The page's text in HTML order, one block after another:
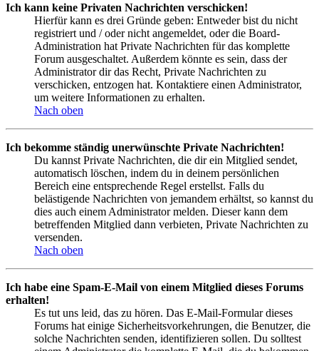
Ich kann keine Privaten Nachrichten verschicken!
Hierfür kann es drei Gründe geben: Entweder bist du nicht
registriert und / oder nicht angemeldet, oder die Board-
Administration hat Private Nachrichten für das komplette
Forum ausgeschaltet. Außerdem könnte es sein, dass der
Administrator dir das Recht, Private Nachrichten zu
verschicken, entzogen hat. Kontaktiere einen Administrator,
um weitere Informationen zu erhalten.
Nach oben
Ich bekomme ständig unerwünschte Private Nachrichten!
Du kannst Private Nachrichten, die dir ein Mitglied sendet,
automatisch löschen, indem du in deinem persönlichen
Bereich eine entsprechende Regel erstellst. Falls du
belästigende Nachrichten von jemandem erhältst, so kannst du
dies auch einem Administrator melden. Dieser kann dem
betreffenden Mitglied dann verbieten, Private Nachrichten zu
versenden.
Nach oben
Ich habe eine Spam-E-Mail von einem Mitglied dieses Forums
erhalten!
Es tut uns leid, das zu hören. Das E-Mail-Formular dieses
Forums hat einige Sicherheitsvorkehrungen, die Benutzer, die
solche Nachrichten senden, identifizieren sollen. Du solltest